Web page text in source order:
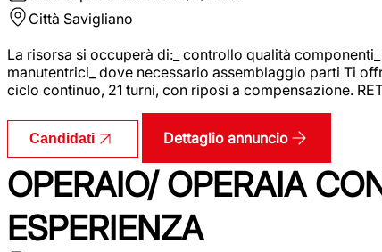
Città Savigliano
La risorsa si occuperà di:_ controllo qualità
manutentrici_ dove necessario assemblaggio parti Ti
ciclo continuo, 21 turni, con riposi a compensazione.
Candidati Dettaglio annuncio
OPERAIO/ OPERAIA
ESPERIENZA